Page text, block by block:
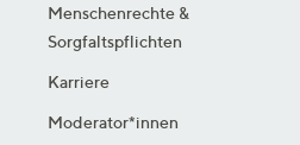
Menschenrechte &
Sorgfaltspflichten
Karriere
Moderator*innen